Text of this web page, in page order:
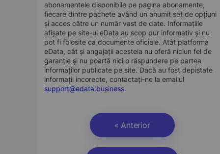
abonamentele disponibile pe pagina abonamente,
fiecare dintre pachete având un anumit set de opțiuni
și acces către un număr vast de date. Informațiile
afișate pe site-ul eData au scop pur informativ și nu
pot fi folosite ca documente oficiale. Atât platforma
eData, cât și angajații acesteia nu oferă niciun fel de
garanție și nu poartă nici o răspundere pe partea
informaților publicate pe site. Dacă au fost depistate
informații incorecte, contactați-ne la emailul
support@edata.business.
« Anterior